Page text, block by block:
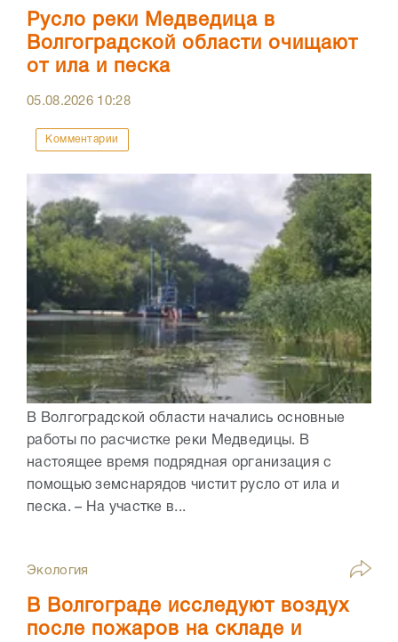
Русло реки Медведица в
Волгоградской области очищают
от ила и песка
05.08.2026 10:28
Комментарии
В Волгоградской области начались основные
работы по расчистке реки Медведицы. В
настоящее время подрядная организация с
помощью земснарядов чистит русло от ила и
песка. – На участке в...
Экология
В Волгограде исследуют воздух
после пожаров на складе и